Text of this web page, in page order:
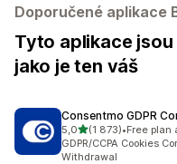
Doporučené aplikace
Tyto aplikace
jako je ten váš
Consentmo GDPR
5,0z 5 hvězd
(1 873)
Celkový počet recenzí:
•Free plan
GDPR/CCPA Cookies
Withdrawal